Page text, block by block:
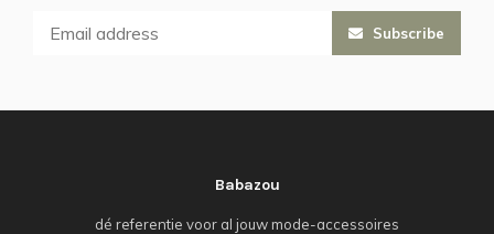
Subscribe
Babazou
dé referentie voor al jouw mode-accessoires